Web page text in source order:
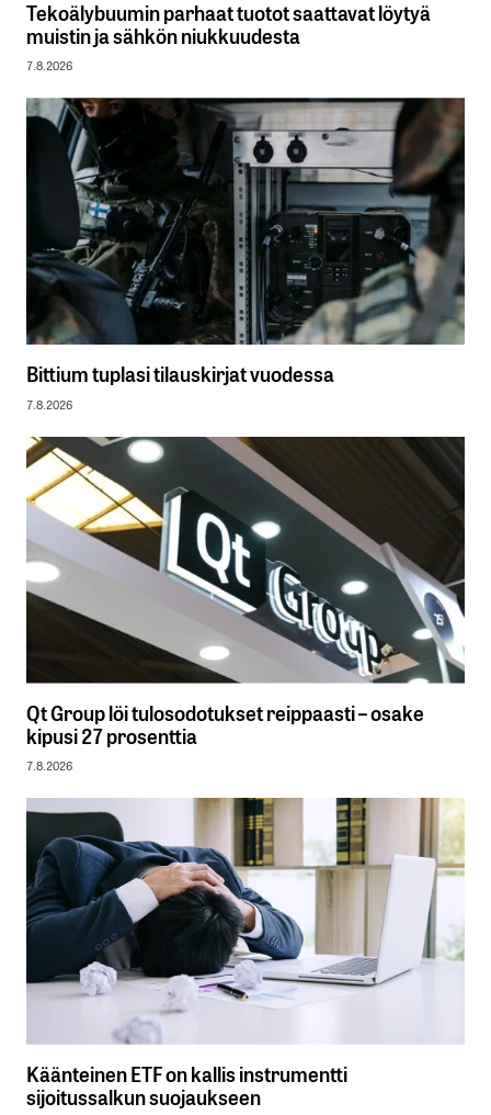
Tekoälybuumin parhaat tuotot saattavat löytyä
muistin ja sähkön niukkuudesta
7.8.2026
Bittium tuplasi tilauskirjat vuodessa
7.8.2026
Qt Group löi tulosodotukset reippaasti – osake
kipusi 27 prosenttia
7.8.2026
Käänteinen ETF on kallis instrumentti
sijoitussalkun suojaukseen